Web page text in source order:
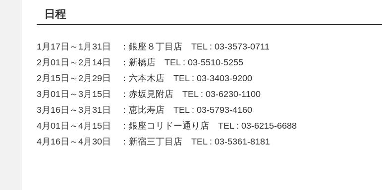
日程
1月17日～1月31日 ：銀座８丁目店 TEL : 03-3573-0711
2月01日～2月14日 ：新橋店 TEL : 03-5510-5255
2月15日～2月29日 ：六本木店 TEL : 03-3403-9200
3月01日～3月15日 ：赤坂見附店 TEL : 03-6230-1100
3月16日～3月31日 ：恵比寿店 TEL : 03-5793-4160
4月01日～4月15日 ：銀座コリドー通り店 TEL : 03-6215-6688
4月16日～4月30日 ：新宿三丁目店 TEL : 03-5361-8181